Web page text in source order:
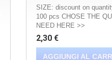
SIZE: discount on
100 pcs CHOSE THE
NEED HERE >>
2,30 €
AGGIUNGI AL